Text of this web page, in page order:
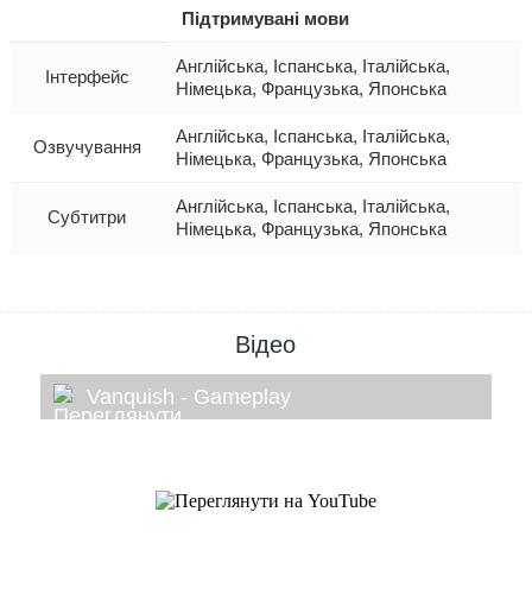
Підтримувані мови
Інтерфейс
Англійська, Іспанська, Італійська,
Німецька, Французька, Японська
Озвучування
Англійська, Іспанська, Італійська,
Німецька, Французька, Японська
Субтитри
Англійська, Іспанська, Італійська,
Німецька, Французька, Японська
Відео
Vanquish - Gameplay